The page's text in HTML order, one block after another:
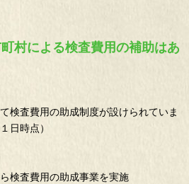
村による検査費用の補助はあ
検査費用の助成制度が設けられていま
日時点）
検査費用の助成事業を実施